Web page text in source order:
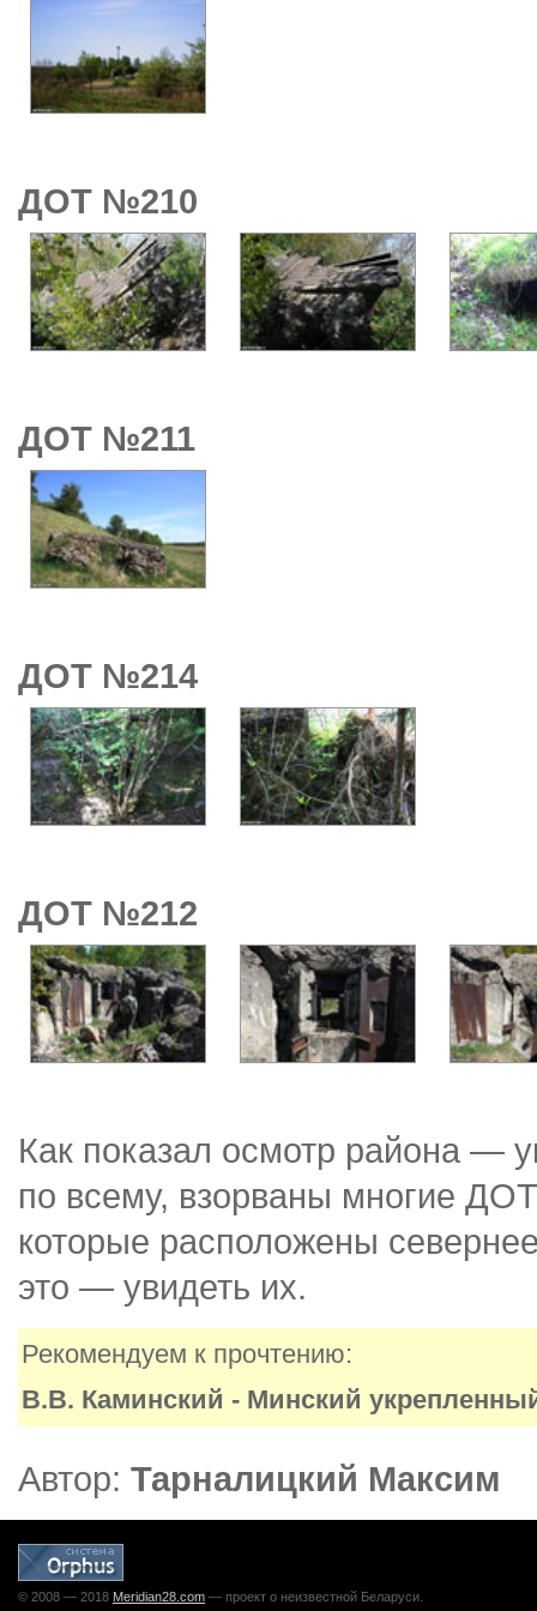
ДОТ №210
ДОТ №211
ДОТ №214
ДОТ №212
Как показал осмотр района —
по всему, взорваны многие
которые расположены
это — увидеть их.
Рекомендуем к прочтению:
В.В. Каминский - Минский укрепленный
Автор: Тарналицкий Максим
© 2008 — 2018 Meridian28.com — проект о неизвестной Беларуси.